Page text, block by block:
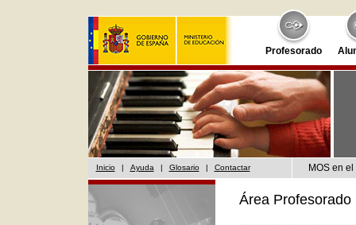
Profesorado
Inicio | Ayuda | Glosario | Contactar MOS en
Área